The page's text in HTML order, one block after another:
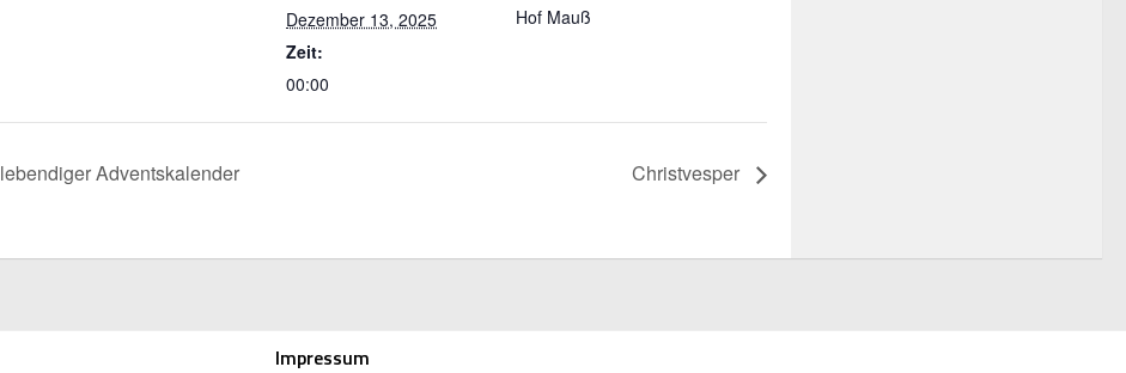
Dezember 13, 2025
Zeit:
00:00
Hof Mauß
lebendiger Adventskalender Christvesper
Impressum